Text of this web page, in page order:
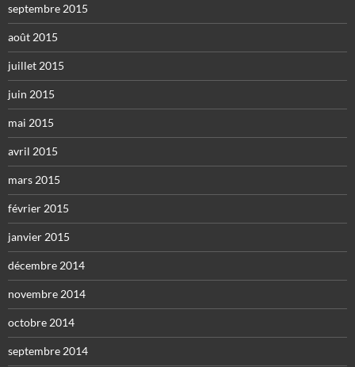
septembre 2015
août 2015
juillet 2015
juin 2015
mai 2015
avril 2015
mars 2015
février 2015
janvier 2015
décembre 2014
novembre 2014
octobre 2014
septembre 2014